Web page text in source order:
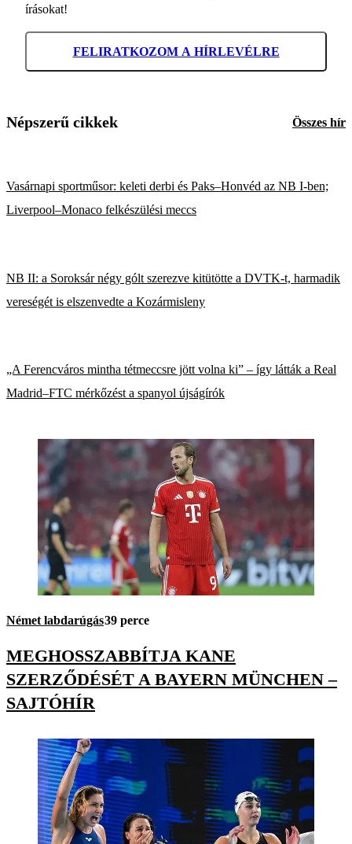
írásokat!
FELIRATKOZOM A HÍRLEVÉLRE
Népszerű cikkek Összes hír
Vasárnapi sportműsor: keleti derbi és Paks–Honvéd az NB I-ben;
Liverpool–Monaco felkészülési meccs
NB II: a Soroksár négy gólt szerezve kitütötte a DVTK-t, harmadik
vereségét is elszenvedte a Kozármisleny
„A Ferencváros mintha tétmeccsre jött volna ki” – így látták a Real
Madrid–FTC mérkőzést a spanyol újságírók
Német labdarúgás39 perce
MEGHOSSZABBÍTJA KANE
SZERZŐDÉSÉT A BAYERN MÜNCHEN –
SAJTÓHÍR